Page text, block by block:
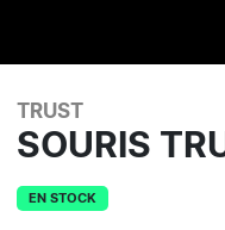
TRUST
SOURIS
EN STOCK